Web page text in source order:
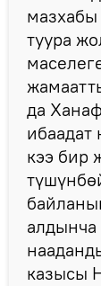
туура
да
ибаадат
кээ бир
алдынча
казысы